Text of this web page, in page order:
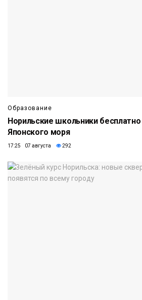
Образование
Норильские школьники
Японского моря
17:25 07 августа 292